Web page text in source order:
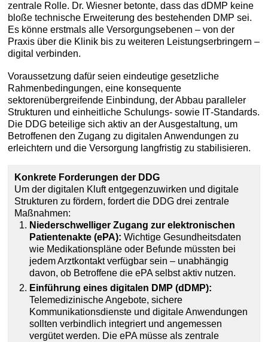
zentrale Rolle. Dr. Wiesner betonte, dass das dDMP keine
bloße technische Erweiterung des bestehenden DMP sei.
Es könne erstmals alle Versorgungsebenen – von der
Praxis über die Klinik bis zu weiteren Leistungserbringern –
digital verbinden.
Voraussetzung dafür seien eindeutige gesetzliche
Rahmenbedingungen, eine konsequente
sektorenübergreifende Einbindung, der Abbau paralleler
Strukturen und einheitliche Schulungs‑ sowie IT‑Standards.
Die DDG beteilige sich aktiv an der Ausgestaltung, um
Betroffenen den Zugang zu digitalen Anwendungen zu
erleichtern und die Versorgung langfristig zu stabilisieren.
Konkrete Forderungen der DDG
Um der digitalen Kluft entgegenzuwirken und digitale
Strukturen zu fördern, fordert die DDG drei zentrale
Maßnahmen:
Niederschwelliger Zugang zur elektronischen
Patientenakte (ePA): Wichtige Gesundheitsdaten
wie Medikationspläne oder Befunde müssten bei
jedem Arztkontakt verfügbar sein – unabhängig
davon, ob Betroffene die ePA selbst aktiv nutzen.
Einführung eines digitalen DMP (dDMP):
Telemedizinische Angebote, sichere
Kommunikationsdienste und digitale Anwendungen
sollten verbindlich integriert und angemessen
vergütet werden. Die ePA müsse als zentrale